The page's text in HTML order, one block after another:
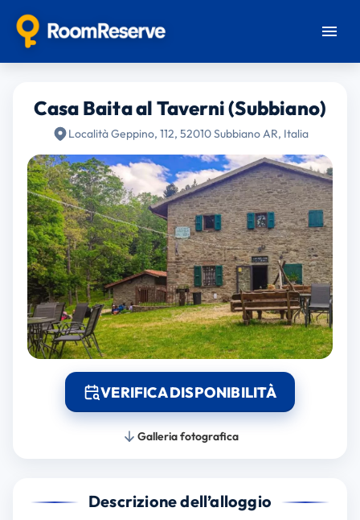
Casa Baita al Taverni (Subbiano)
Località Geppino, 112, 52010 Subbiano AR, Italia
VERIFICA DISPONIBILITÀ
Galleria fotografica
Descrizione dell’alloggio